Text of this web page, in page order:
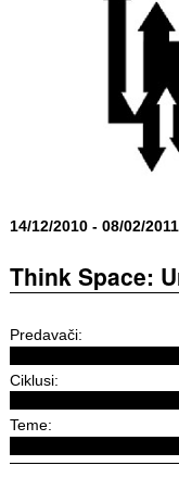
14/12/2010 - 08/02/2011
Think Space:
Predavači:
Ciklusi:
Teme: